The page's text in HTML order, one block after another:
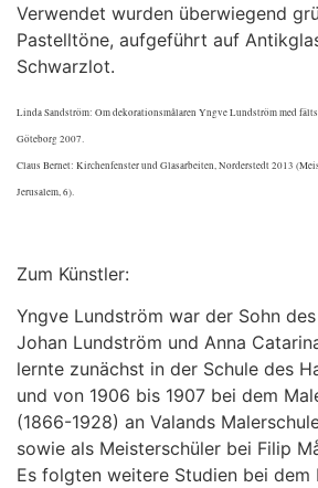
Verwendet wurden überwiegend
Pastelltöne, aufgeführt auf
Schwarzlot.
Linda Sandström: Om dekorationsmålaren Yngve Lundström med
Göteborg 2007.
Claus Bernet: Kirchenfenster und Glasarbeiten, Norderstedt 2013
Jerusalem, 6).
Zum Künstler:
Yngve Lundström war der Sohn
Johan Lundström und Anna
lernte zunächst in der Schule des
und von 1906 bis 1907 bei dem
(1866-1928) an Valands
sowie als Meisterschüler bei Filip
Es folgten weitere Studien bei dem